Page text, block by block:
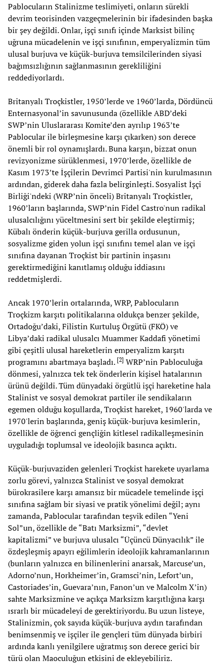
Pablocuların Stalinizme teslimiyeti, onların sürekli
devrim teorisinden vazgeçmelerinin bir ifadesinden başka
bir şey değildi. Onlar, işçi sınıfı içinde Marksist bilinç
uğruna mücadelenin ve işçi sınıfının, emperyalizmin tüm
ulusal burjuva ve küçük-burjuva temsilcilerinden siyasi
bağımsızlığının sağlanmasının gerekliliğini
reddediyorlardı.
Britanyalı Troçkistler, 1950’lerde ve 1960’larda, Dördüncü
Enternasyonal’in savunusunda (özellikle ABD’deki
SWP’nin Uluslararası Komite’den ayrılıp 1963’te
Pablocular ile birleşmesine karşı çıkarken) son derece
önemli bir rol oynamışlardı. Buna karşın, bizzat onun
revizyonizme sürüklenmesi, 1970’lerde, özellikle de
Kasım 1973’te İşçilerin Devrimci Partisi'nin kurulmasının
ardından, giderek daha fazla belirginleşti. Sosyalist İşçi
Birliği'ndeki (WRP’nin önceli) Britanyalı Troçkistler,
1960’ların başlarında, SWP’nin Fidel Castro'nun radikal
ulusalcılığını yüceltmesini sert bir şekilde eleştirmiş;
Kübalı önderin küçük-burjuva gerilla ordusunun,
sosyalizme giden yolun işçi sınıfını temel alan ve işçi
sınıfına dayanan Troçkist bir partinin inşasını
gerektirmediğini kanıtlamış olduğu iddiasını
reddetmişlerdi.
Ancak 1970’lerin ortalarında, WRP, Pablocuların
Troçkizm karşıtı politikalarına oldukça benzer şekilde,
Ortadoğu’daki, Filistin Kurtuluş Örgütü (FKÖ) ve
Libya’daki radikal ulusalcı Muammer Kaddafi yönetimi
gibi çeşitli ulusal hareketlerin emperyalizm karşıtı
programını abartmaya başladı. [2] WRP’nin Pabloculuğa
dönmesi, yalnızca tek tek önderlerin kişisel hatalarının
ürünü değildi. Tüm dünyadaki örgütlü işçi hareketine hala
Stalinist ve sosyal demokrat partiler ile sendikaların
egemen olduğu koşullarda, Troçkist hareket, 1960'larda ve
1970'lerin başlarında, geniş küçük-burjuva kesimlerin,
özellikle de öğrenci gençliğin kitlesel radikalleşmesinin
uyguladığı toplumsal ve ideolojik basınca açıktı.
Küçük-burjuvaziden gelenleri Troçkist harekete uyarlama
zorlu görevi, yalnızca Stalinist ve sosyal demokrat
bürokrasilere karşı amansız bir mücadele temelinde işçi
sınıfına sağlam bir siyasi ve pratik yönelimi değil; aynı
zamanda, Pablocular tarafından teşvik edilen “Yeni
Sol”un, özellikle de “Batı Marksizmi”, “devlet
kapitalizmi” ve burjuva ulusalcı “Üçüncü Dünyacılık” ile
özdeşleşmiş apayrı eğilimlerin ideolojik kahramanlarının
(bunların yalnızca en bilinenlerini anarsak, Marcuse’un,
Adorno’nun, Horkheimer’in, Gramsci’nin, Lefort’un,
Castoriades’in, Guevara’nın, Fanon’un ve Malcolm X’in)
sahte Marksizmine ve açıkça Marksizm karşıtlığına karşı
ısrarlı bir mücadeleyi de gerektiriyordu. Bu uzun listeye,
Stalinizmin, çok sayıda küçük-burjuva aydın tarafından
benimsenmiş ve işçiler ile gençleri tüm dünyada birbiri
ardında kanlı yenilgilere uğratmış son derece gerici bir
türü olan Maoculuğun etkisini de ekleyebiliriz.